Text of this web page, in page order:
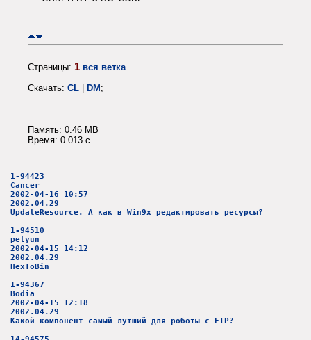
Страницы: 1 вся ветка
Скачать: CL | DM;
Память: 0.46 MB
Время: 0.013 c
1-94423
Cancer
2002-04-16 10:57
2002.04.29
UpdateResource. А как в Win9x редактировать ресурсы?
1-94510
petyun
2002-04-15 14:12
2002.04.29
HexToBin
1-94367
Bodia
2002-04-15 12:18
2002.04.29
Какой компонент самый лутший для роботы с FTP?